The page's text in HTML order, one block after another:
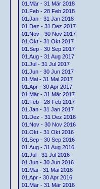
01.Mär - 31 Mär 2018
01.Feb - 28 Feb 2018
01.Jan - 31 Jan 2018
01.Dez - 31 Dez 2017
01.Nov - 30 Nov 2017
01.Okt - 31 Okt 2017
01.Sep - 30 Sep 2017
01.Aug - 31 Aug 2017
01.Jul - 31 Jul 2017
01.Jun - 30 Jun 2017
01.Mai - 31 Mai 2017
01.Apr - 30 Apr 2017
01.Mär - 31 Mär 2017
01.Feb - 28 Feb 2017
01.Jan - 31 Jan 2017
01.Dez - 31 Dez 2016
01.Nov - 30 Nov 2016
01.Okt - 31 Okt 2016
01.Sep - 30 Sep 2016
01.Aug - 31 Aug 2016
01.Jul - 31 Jul 2016
01.Jun - 30 Jun 2016
01.Mai - 31 Mai 2016
01.Apr - 30 Apr 2016
01.Mär - 31 Mär 2016